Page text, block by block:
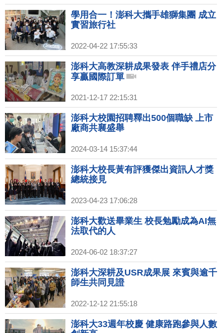
學用合一！澎科大攜手雄獅集團 成立
實習旅行社
2022-04-22 17:55:33
澎科大高教深耕成果發表 伴手禮店分
享贏國際訂單
2021-12-17 22:15:31
澎科大校園招聘釋出500個職缺 上市
廠商共襄盛舉
2024-03-14 15:37:44
澎科大校長黃有評獲傑出資訊人才獎
總統接見
2023-04-23 17:06:28
澎科大歡送畢業生 校長勉勵成為AI無
法取代的人
2024-06-02 18:37:27
澎科大深耕及USR成果展 來賓與逾千
師生共同見證
2022-12-12 21:55:18
澎科大33週年校慶 健康路跑參與人數